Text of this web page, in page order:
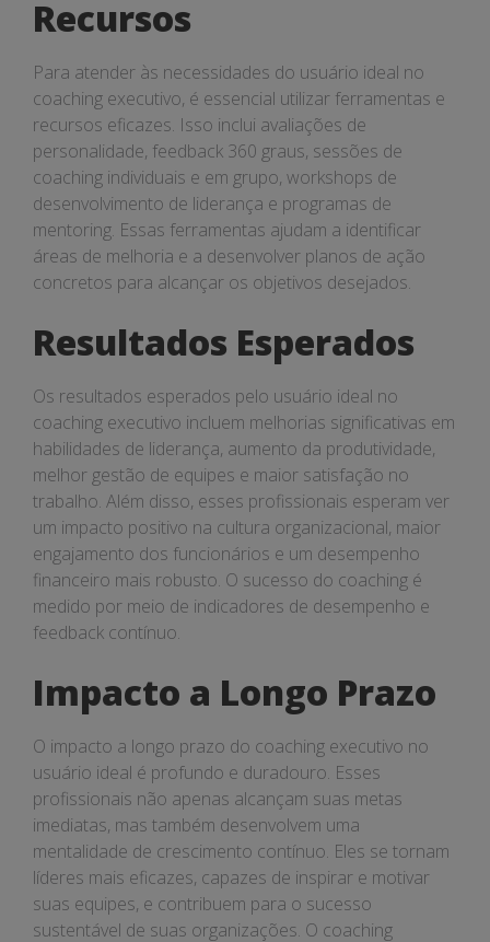
Recursos
Para atender às necessidades do usuário ideal no
coaching executivo, é essencial utilizar ferramentas e
recursos eficazes. Isso inclui avaliações de
personalidade, feedback 360 graus, sessões de
coaching individuais e em grupo, workshops de
desenvolvimento de liderança e programas de
mentoring. Essas ferramentas ajudam a identificar
áreas de melhoria e a desenvolver planos de ação
concretos para alcançar os objetivos desejados.
Resultados Esperados
Os resultados esperados pelo usuário ideal no
coaching executivo incluem melhorias significativas em
habilidades de liderança, aumento da produtividade,
melhor gestão de equipes e maior satisfação no
trabalho. Além disso, esses profissionais esperam ver
um impacto positivo na cultura organizacional, maior
engajamento dos funcionários e um desempenho
financeiro mais robusto. O sucesso do coaching é
medido por meio de indicadores de desempenho e
feedback contínuo.
Impacto a Longo Prazo
O impacto a longo prazo do coaching executivo no
usuário ideal é profundo e duradouro. Esses
profissionais não apenas alcançam suas metas
imediatas, mas também desenvolvem uma
mentalidade de crescimento contínuo. Eles se tornam
líderes mais eficazes, capazes de inspirar e motivar
suas equipes, e contribuem para o sucesso
sustentável de suas organizações. O coaching